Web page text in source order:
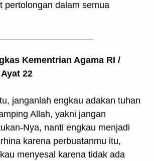
pertolongan dalam semua
Kementrian Agama RI /
22
janganlah engkau adakan tuhan
Allah, yakni jangan
Nya, nanti engkau menjadi
karena perbuatanmu itu,
menyesal karena tidak ada